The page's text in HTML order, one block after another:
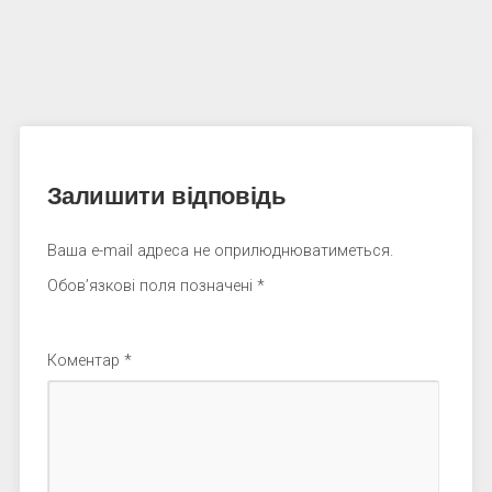
Залишити відповідь
Ваша e-mail адреса не оприлюднюватиметься.
Обов’язкові поля позначені *
Коментар *